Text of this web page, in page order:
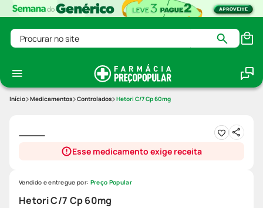
Procurar no site
Medicamentos Controlados Hetori C/7 Cp 60mg
Esse medicamento exige receita
Hetori C/7 Cp 60mg
Vendido e entregue por: Preço Popular